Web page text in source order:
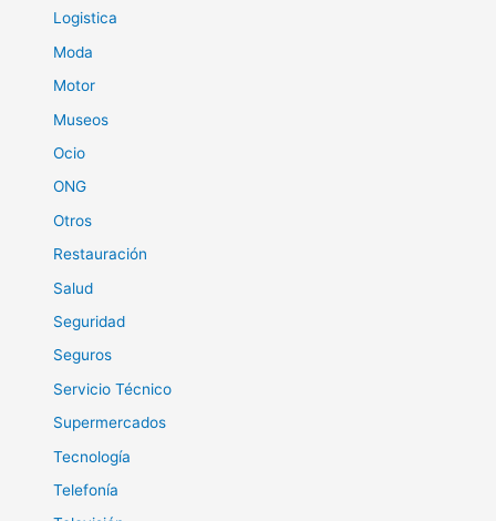
Logistica
Moda
Motor
Museos
Ocio
ONG
Otros
Restauración
Salud
Seguridad
Seguros
Servicio Técnico
Supermercados
Tecnología
Telefonía